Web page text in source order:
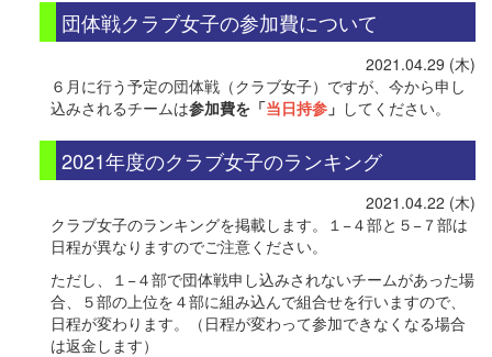
団体戦クラブ女子の参加費について
2021.04.29 (木)
６月に行う予定の団体戦（クラブ女子）ですが、今から申し
込みされるチームは参加費を「当日持参 」 してください。
2021年度のクラブ女子のランキング
2021.04.22 (木)
クラブ女子のランキングを掲載します。１−４部と５−７部は
日程が異なりますのでご注意ください。
ただし、１−４部で団体戦申し込みされないチームがあった場
合、５部の上位を４部に組み込んで組合せを行いますので、
日程が変わります。（日程が変わって参加できなくなる場合
は返金します）